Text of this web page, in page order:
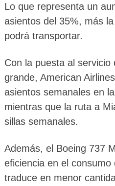
Lo que representa un
asientos del 35%, más
podrá transportar.
Con la puesta al
grande, American
asientos semanales en
mientras que la ruta a
sillas semanales.
Además, el Boeing 737
eficiencia en el
traduce en menor